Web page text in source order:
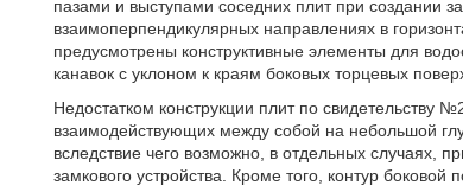
пазами и выступами соседних плит при создании
взаимоперпендикулярных направлениях в
предусмотрены конструктивные элементы для
канавок с уклоном к краям боковых торцевых
Недостатком конструкции плит по свидетельству
взаимодействующих между собой на небольшой
вследствие чего возможно, в отдельных случаях,
замкового устройства. Кроме того, контур